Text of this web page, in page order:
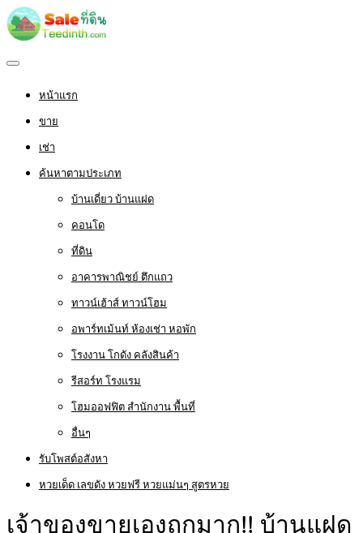
หน้าแรก
ขาย
เช่า
ค้นหาตามประเภท
บ้านเดี่ยว บ้านแฝด
คอนโด
ที่ดิน
อาคารพาณิชย์ ตึกแถว
ทาวน์เฮ้าส์ ทาวน์โฮม
อพาร์ทเม้นท์ ห้องเช่า หอพัก
โรงงาน โกดัง คลังสินค้า
รีสอร์ท โรงแรม
โฮมออฟฟิต สำนักงาน พื้นที่
อื่นๆ
รับโพสต์อสังหา
หวยเด็ด เลขดัง หวยฟรี หวยแม่นๆ สูตรหวย
เจ้าของขายเองถูกมาก!! บ้านแฝด